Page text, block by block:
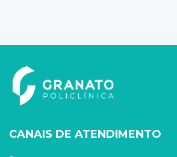
CANAIS DE ATENDIMENTO